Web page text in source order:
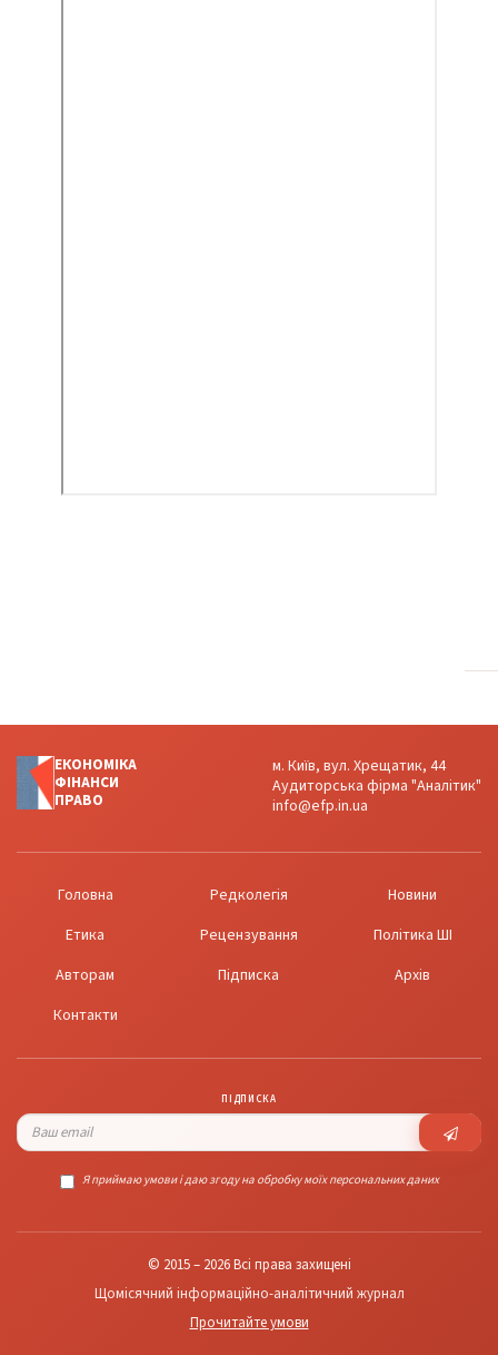
ЕКОНОМІКА
ФІНАНСИ
ПРАВО
м. Київ, вул. Хрещатик, 44
Аудиторська фірма "Аналітик"
info@efp.in.ua
Головна Редколегія
Новини
Етика
Рецензування
Політика ШІ
Авторам
Підписка
Архів
Контакти
ПІДПИСКА
Я приймаю умови і даю згоду на обробку моїх персональних даних
© 2015 – 2026 Всі права захищені
Щомісячний інформаційно-аналітичний журнал
Прочитайте умови